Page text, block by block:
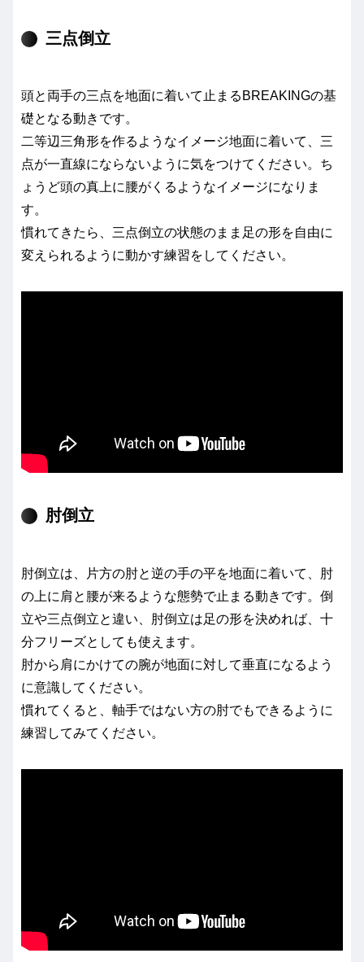
三点倒立
頭と両手の三点を地面に着いて止まるBREAKINGの基
礎となる動きです。
二等辺三角形を作るようなイメージ地面に着いて、三
点が一直線にならないように気をつけてください。ち
ょうど頭の真上に腰がくるようなイメージになりま
す。
慣れてきたら、三点倒立の状態のまま足の形を自由に
変えられるように動かす練習をしてください。
肘倒立
肘倒立は、片方の肘と逆の手の平を地面に着いて、肘
の上に肩と腰が来るような態勢で止まる動きです。倒
立や三点倒立と違い、肘倒立は足の形を決めれば、十
分フリーズとしても使えます。
肘から肩にかけての腕が地面に対して垂直になるよう
に意識してください。
慣れてくると、軸手ではない方の肘でもできるように
練習してみてください。